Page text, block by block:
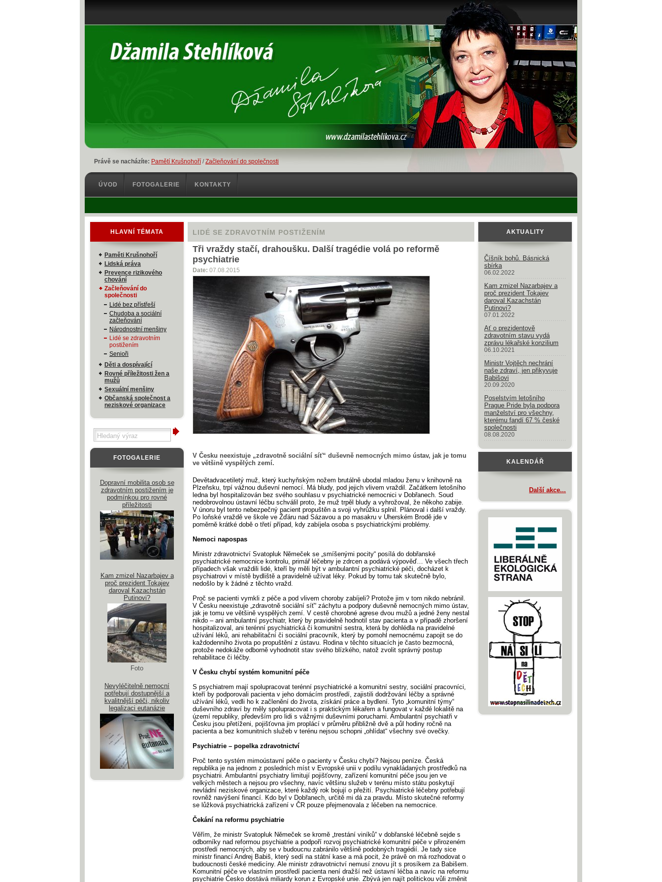
Právě se nacházíte: Pamětí Krušnohoří /Začleňování do společnosti
LIDÉ SE ZDRAVOTNÍM POSTIŽENÍM
Tři vraždy stačí, drahoušku. Další tragédie volá po reformě
psychiatrie
Date: 07.08.2015
V Česku neexistuje „zdravotně sociální síť“ duševně nemocných mimo ústav, jak je tomu
ve většině vyspělých zemí.
Devětadvacetiletý muž, který kuchyňským nožem brutálně ubodal mladou ženu v knihovně na
Plzeňsku, trpí vážnou duševní nemocí. Má bludy, pod jejich vlivem vraždil. Začátkem letošního
ledna byl hospitalizován bez svého souhlasu v psychiatrické nemocnici v Dobřanech. Soud
nedobrovolnou ústavní léčbu schválil proto, že muž trpěl bludy a vyhrožoval, že někoho zabije.
V únoru byl tento nebezpečný pacient propuštěn a svoji vyhrůžku splnil. Plánoval i další vraždy.
Po loňské vraždě ve škole ve Žďáru nad Sázavou a po masakru v Uherském Brodě jde v
poměrně krátké době o třetí případ, kdy zabíjela osoba s psychiatrickými problémy.
Nemoci napospas
Ministr zdravotnictví Svatopluk Němeček se „smíšenými pocity“ posílá do dobřanské
psychiatrické nemocnice kontrolu, primář léčebny je zdrcen a podává výpověď… Ve všech třech
případech však vraždili lidé, kteří by měli být v ambulantní psychiatrické péči, docházet k
psychiatrovi v místě bydliště a pravidelně užívat léky. Pokud by tomu tak skutečně bylo,
nedošlo by k žádné z těchto vražd.
Proč se pacienti vymkli z péče a pod vlivem choroby zabíjeli? Protože jim v tom nikdo nebránil.
V Česku neexistuje „zdravotně sociální síť“ záchytu a podpory duševně nemocných mimo ústav,
jak je tomu ve většině vyspělých zemí. V cestě chorobné agrese dvou mužů a jedné ženy nestal
nikdo – ani ambulantní psychiatr, který by pravidelně hodnotil stav pacienta a v případě zhoršení
hospitalizoval, ani terénní psychiatrická či komunitní sestra, která by dohlédla na pravidelné
užívání léků, ani rehabilitační či sociální pracovník, který by pomohl nemocnému zapojit se do
každodenního života po propuštění z ústavu. Rodina v těchto situacích je často bezmocná,
protože nedokáže odborně vyhodnotit stav svého blízkého, natož zvolit správný postup
rehabilitace či léčby.
V Česku chybí systém komunitní péče
S psychiatrem mají spolupracovat terénní psychiatrické a komunitní sestry, sociální pracovníci,
kteří by podporovali pacienta v jeho domácím prostředí, zajistili dodržování léčby a správné
užívání léků, vedli ho k začlenění do života, získání práce a bydlení. Tyto „komunitní týmy“
duševního zdraví by měly spolupracovat i s praktickým lékařem a fungovat v každé lokalitě na
území republiky, především pro lidi s vážnými duševními poruchami. Ambulantní psychiatři v
Česku jsou přetíženi, pojišťovna jim proplácí v průměru přibližně dvě a půl hodiny ročně na
pacienta a bez komunitních služeb v terénu nejsou schopni „ohlídat“ všechny své ovečky.
Psychiatrie – popelka zdravotnictví
Proč tento systém mimoústavní péče o pacienty v Česku chybí? Nejsou peníze. Česká
republika je na jednom z posledních míst v Evropské unii v podílu vynakládaných prostředků na
psychiatrii. Ambulantní psychiatry limitují pojišťovny, zařízení komunitní péče jsou jen ve
velkých městech a nejsou pro všechny, navíc většinu služeb v terénu místo státu poskytují
nevládní neziskové organizace, které každý rok bojují o přežití. Psychiatrické léčebny potřebují
rovněž navýšení financí. Kdo byl v Dobřanech, určitě mi dá za pravdu. Místo skutečné reformy
se lůžková psychiatrická zařízení v ČR pouze přejmenovala z léčeben na nemocnice.
Čekání na reformu psychiatrie
Věřím, že ministr Svatopluk Němeček se kromě „trestání viníků“ v dobřanské léčebně sejde s
odborníky nad reformou psychiatrie a podpoří rozvoj psychiatrické komunitní péče v přirozeném
prostředí nemocných, aby se v budoucnu zabránilo většině podobných tragédií. Je tady sice
ministr financí Andrej Babiš, který sedí na státní kase a má pocit, že právě on má rozhodovat o
budoucnosti české medicíny. Ale ministr zdravotnictví nemusí znovu jít s prosíkem za Babišem.
Komunitní péče ve vlastním prostředí pacienta není dražší než ústavní léčba a navíc na reformu
psychiatrie Česko dostává miliardy korun z Evropské unie. Zbývá jen najít politickou vůli změnit
HLAVNÍ TÉMATA
Paměti Krušnohoří
Lidská práva
Prevence rizikového
chování
Začleňování do
společnosti
Lidé bez přístřeší
Chudoba a sociální
začleňování
Národnostní menšiny
Lidé se zdravotním
postižením
Senioři
Děti a dospívající
Rovné příležitosti žen a
mužů
Sexuální menšiny
Občanská společnost a
neziskové organizace
FOTOGALERIE
Dopravní mobilita osob se
zdravotním postižením je
podmínkou pro rovné
příležitosti
Kam zmizel Nazarbajev a
proč prezident Tokajev
daroval Kazachstán
Putinovi?
Foto
Nevyléčitelně nemocní
potřebují dostupnější a
kvalitnější péči, nikoliv
legalizaci eutanázie
AKTUALITY
Číšník bohů. Básnická
sbírka
06.02.2022
Kam zmizel Nazarbajev a
proč prezident Tokajev
daroval Kazachstán
Putinovi?
07.01.2022
Ať o prezidentově
zdravotním stavu vydá
zprávu lékařské konzilium
06.10.2021
Ministr Vojtěch nechrání
naše zdraví, jen přikyvuje
Babišovi
20.09.2020
Poselstvím letošního
Prague Pride byla podpora
manželství pro všechny,
kterému fandí 67 % české
společnosti
08.08.2020
KALENDÁŘ
Další akce...
ÚVOD FOTOGALERIE KONTAKTY